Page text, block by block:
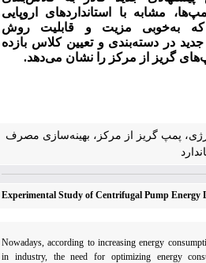
مشابه با استانداردهای اروپایی
به‌خوبی مزیت و قابلیت روش
در دسته‌بندی و تعیین کلاس بازده
گریز از مرکز را نشان می‌دهد.
پمپ گریز از مرکز، بهینه‌سازی مصرف
Experimental Study of Centrifugal Pump Energy
Nowadays, according to increasing energy
in industry, the need for optimizing energy